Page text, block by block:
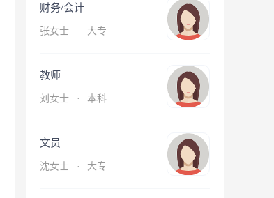
财务/会计
张女士 · 大专
教师
刘女士 · 本科
文员
沈女士 · 大专